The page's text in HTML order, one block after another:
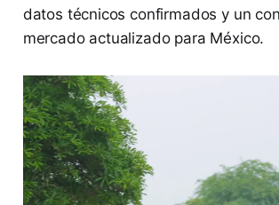
datos técnicos confirmados y un
mercado actualizado para México.